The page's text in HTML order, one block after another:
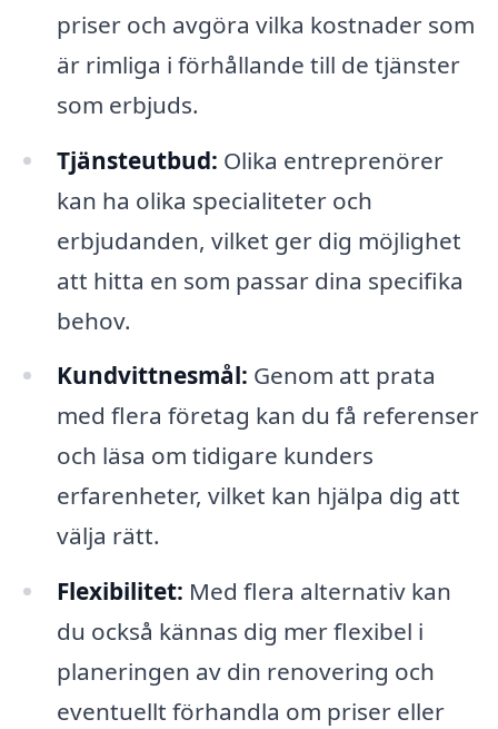
priser och avgöra vilka kostnader som
är rimliga i förhållande till de tjänster
som erbjuds.
Tjänsteutbud: Olika entreprenörer
kan ha olika specialiteter och
erbjudanden, vilket ger dig möjlighet
att hitta en som passar dina specifika
behov.
Kundvittnesmål: Genom att prata
med flera företag kan du få referenser
och läsa om tidigare kunders
erfarenheter, vilket kan hjälpa dig att
välja rätt.
Flexibilitet: Med flera alternativ kan
du också kännas dig mer flexibel i
planeringen av din renovering och
eventuellt förhandla om priser eller